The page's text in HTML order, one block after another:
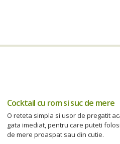
Cocktail cu rom si suc de mere
O reteta simpla si usor de pregatit
gata imediat, pentru care puteti
de mere proaspat sau din cutie.